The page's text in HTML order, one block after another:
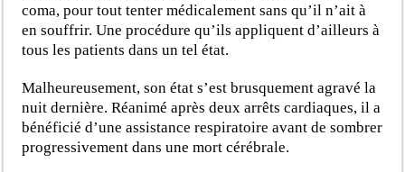
coma, pour tout tenter médicalement sans qu’il n’ait à
en souffrir. Une procédure qu’ils appliquent d’ailleurs à
tous les patients dans un tel état.
Malheureusement, son état s’est brusquement agravé la
nuit dernière. Réanimé après deux arrêts cardiaques, il a
bénéficié d’une assistance respiratoire avant de sombrer
progressivement dans une mort cérébrale.